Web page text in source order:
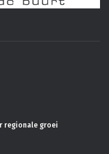
regionale groei